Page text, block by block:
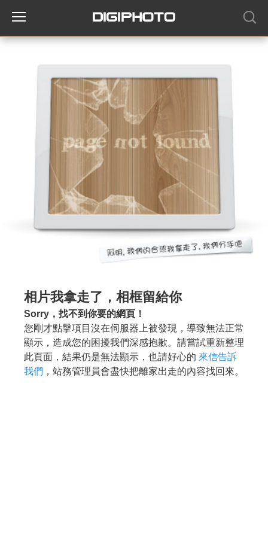
相片我拿走了，相框留給你
Sorry，找不到你要的網頁！
您剛才點擊項目沒在伺服器上被發現，導致無法正常
顯示，造成您的困擾我們深感抱歉。請嘗試重新整理
此頁面，結果仍是無法顯示，也請好心的 來信告訴
我們 ，站務管理員會盡快把離家出走的內容找回來。